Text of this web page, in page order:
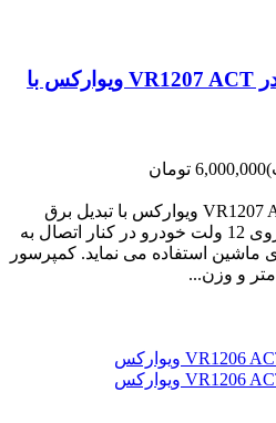
کمپرسور فندکی دو سیلندر VR1207 ACT ویوارکس با
6,000,000 تومان
پمپ باد فندکی دو سیلندر VR1207 ACT ویوارکس با تبدیل برق
شهری با قابلیت استفاده از نیروی 12 ولت خودرو در کنار اتصال به
ماشین استفاده می نماید. کمپرسور